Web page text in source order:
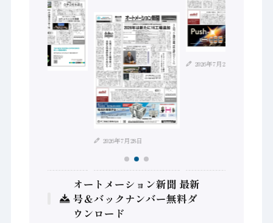
2026年7月28日
2026年7月21日
オートメーション新聞 最新
号＆バックナンバー無料ダ
ウンロード